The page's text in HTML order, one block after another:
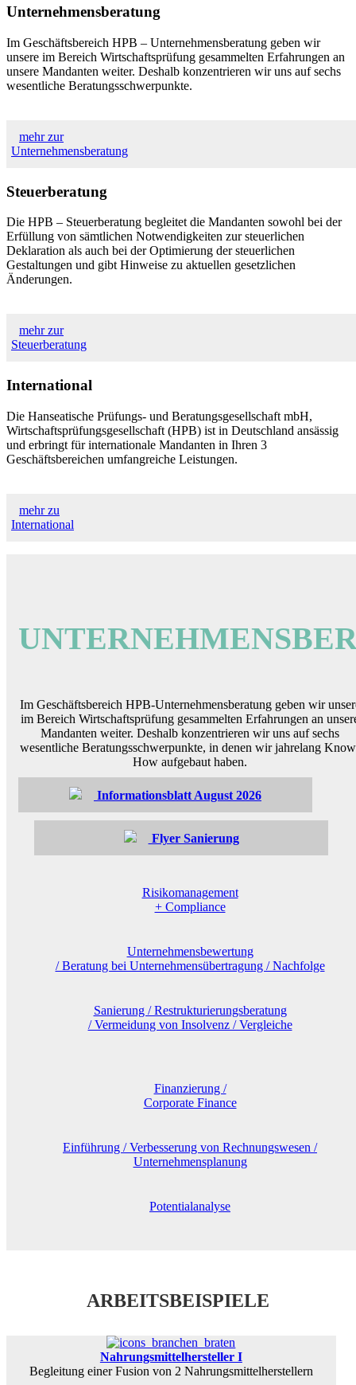
Unternehmensberatung
Im Geschäftsbereich HPB – Unternehmensberatung geben wir
unsere im Bereich Wirtschaftsprüfung gesammelten Erfahrungen an
unsere Mandanten weiter. Deshalb konzentrieren wir uns auf sechs
wesentliche Beratungsschwerpunkte.
mehr zur
Unternehmensberatung
Steuerberatung
Die HPB – Steuerberatung begleitet die Mandanten sowohl bei der
Erfüllung von sämtlichen Notwendigkeiten zur steuerlichen
Deklaration als auch bei der Optimierung der steuerlichen
Gestaltungen und gibt Hinweise zu aktuellen gesetzlichen
Änderungen.
mehr zur
Steuerberatung
International
Die Hanseatische Prüfungs- und Beratungsgesellschaft mbH,
Wirtschaftsprüfungsgesellschaft (HPB) ist in Deutschland ansässig
und erbringt für internationale Mandanten in Ihren 3
Geschäftsbereichen umfangreiche Leistungen.
mehr zu
International
Im Geschäftsbereich HPB-Unternehmensberatung geben wir
im Bereich Wirtschaftsprüfung gesammelten Erfahrungen an
Mandanten weiter. Deshalb konzentrieren wir uns auf sechs
wesentliche Beratungsschwerpunkte, in denen wir jahrelang
How aufgebaut haben.
Informationsblatt August 2026
Flyer Sanierung
Risikomanagement
+ Compliance
Unternehmensbewertung
/ Beratung bei Unternehmensübertragung / Nachfolge
Sanierung / Restrukturierungsberatung
/ Vermeidung von Insolvenz / Vergleiche
Finanzierung /
Corporate Finance
Einführung / Verbesserung von Rechnungswesen /
Unternehmensplanung
Potentialanalyse
ARBEITSBEISPIELE
Nahrungsmittelhersteller I
Begleitung einer Fusion von 2 Nahrungsmittelherstellern